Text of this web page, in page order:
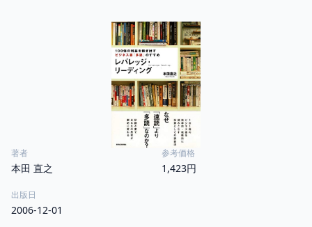
著者
本田 直之
参考価格
1,423円
出版日
2006-12-01